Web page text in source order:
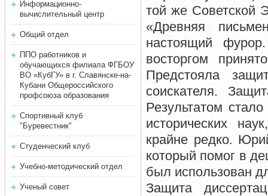
Информационно-
вычислительный центр
Общий отдел
ППО работников и
обучающихся филиала ФГБОУ
ВО «КубГУ» в г. Славянске-на-
Кубани Общероссийского
профсоюза образования
Спортивный клуб
"Буревестник"
Студенческий клуб
Учебно-методический отдел
Ученый совет
той же Советской
«Древняя
настоящий
восторгом
Предстояла
соискателя.
Результатом
исторических
крайне редко.
который помог в
был использован
Защита